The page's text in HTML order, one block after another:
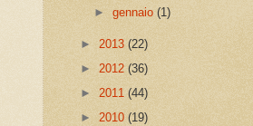
►gennaio(1)
► 2013 (22)
► 2012 (36)
► 2011 (44)
► 2010 (19)